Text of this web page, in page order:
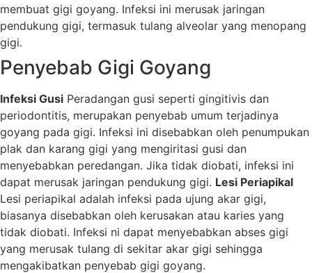
membuat gigi goyang. Infeksi ini merusak jaringan
pendukung gigi, termasuk tulang alveolar yang menopang
gigi.
Penyebab Gigi Goyang
Infeksi Gusi Peradangan gusi seperti gingitivis dan
periodontitis, merupakan penyebab umum terjadinya
goyang pada gigi. Infeksi ini disebabkan oleh penumpukan
plak dan karang gigi yang mengiritasi gusi dan
menyebabkan peredangan. Jika tidak diobati, infeksi ini
dapat merusak jaringan pendukung gigi. Lesi Periapikal
Lesi periapikal adalah infeksi pada ujung akar gigi,
biasanya disebabkan oleh kerusakan atau karies yang
tidak diobati. Infeksi ni dapat menyebabkan abses gigi
yang merusak tulang di sekitar akar gigi sehingga
mengakibatkan penyebab gigi goyang.